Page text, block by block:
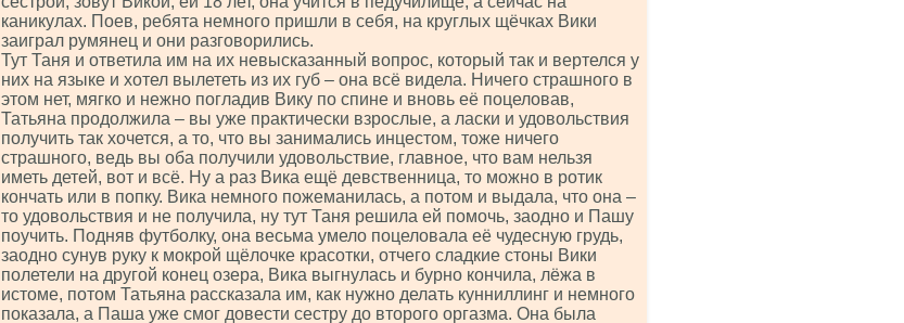
каникулах. Поев, ребята немного пришли в себя, на круглых щёчках Вики
заиграл румянец и они разговорились.
Тут Таня и ответила им на их невысказанный вопрос, который так и вертелся у
них на языке и хотел вылететь из их губ – она всё видела. Ничего страшного в
этом нет, мягко и нежно погладив Вику по спине и вновь её поцеловав,
Татьяна продолжила – вы уже практически взрослые, а ласки и удовольствия
получить так хочется, а то, что вы занимались инцестом, тоже ничего
страшного, ведь вы оба получили удовольствие, главное, что вам нельзя
иметь детей, вот и всё. Ну а раз Вика ещё девственница, то можно в ротик
кончать или в попку. Вика немного пожеманилась, а потом и выдала, что она –
то удовольствия и не получила, ну тут Таня решила ей помочь, заодно и Пашу
поучить. Подняв футболку, она весьма умело поцеловала её чудесную грудь,
заодно сунув руку к мокрой щёлочке красотки, отчего сладкие стоны Вики
полетели на другой конец озера, Вика выгнулась и бурно кончила, лёжа в
истоме, потом Татьяна рассказала им, как нужно делать кунниллинг и немного
показала, а Паша уже смог довести сестру до второго оргазма. Она была